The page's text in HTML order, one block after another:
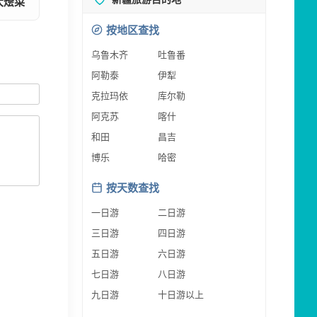
按地区查找
乌鲁木齐
吐鲁番
阿勒泰
伊犁
克拉玛依
库尔勒
阿克苏
喀什
和田
昌吉
博乐
哈密
按天数查找
一日游
二日游
三日游
四日游
五日游
六日游
七日游
八日游
九日游
十日游以上